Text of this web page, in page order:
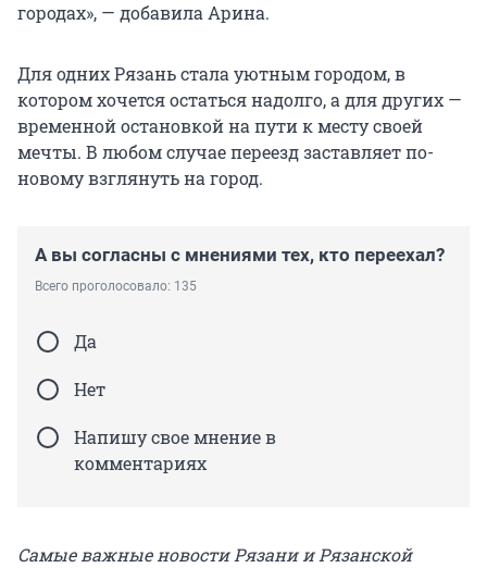
городах», — добавила Арина.
Для одних Рязань стала уютным городом, в
котором хочется остаться надолго, а для других —
временной остановкой на пути к месту своей
мечты. В любом случае переезд заставляет по-
новому взглянуть на город.
А вы согласны с мнениями тех, кто переехал?
Всего проголосовало: 135
Да
Нет
Напишу свое мнение в
комментариях
Самые важные новости Рязани и Рязанской